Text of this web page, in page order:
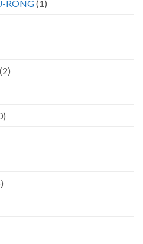
RONG(1)
(2)